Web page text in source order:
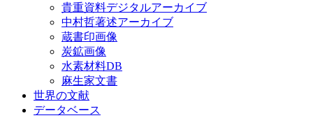
貴重資料デジタルアーカイブ
中村哲著述アーカイブ
蔵書印画像
炭鉱画像
水素材料DB
麻生家文書
世界の文献
データベース